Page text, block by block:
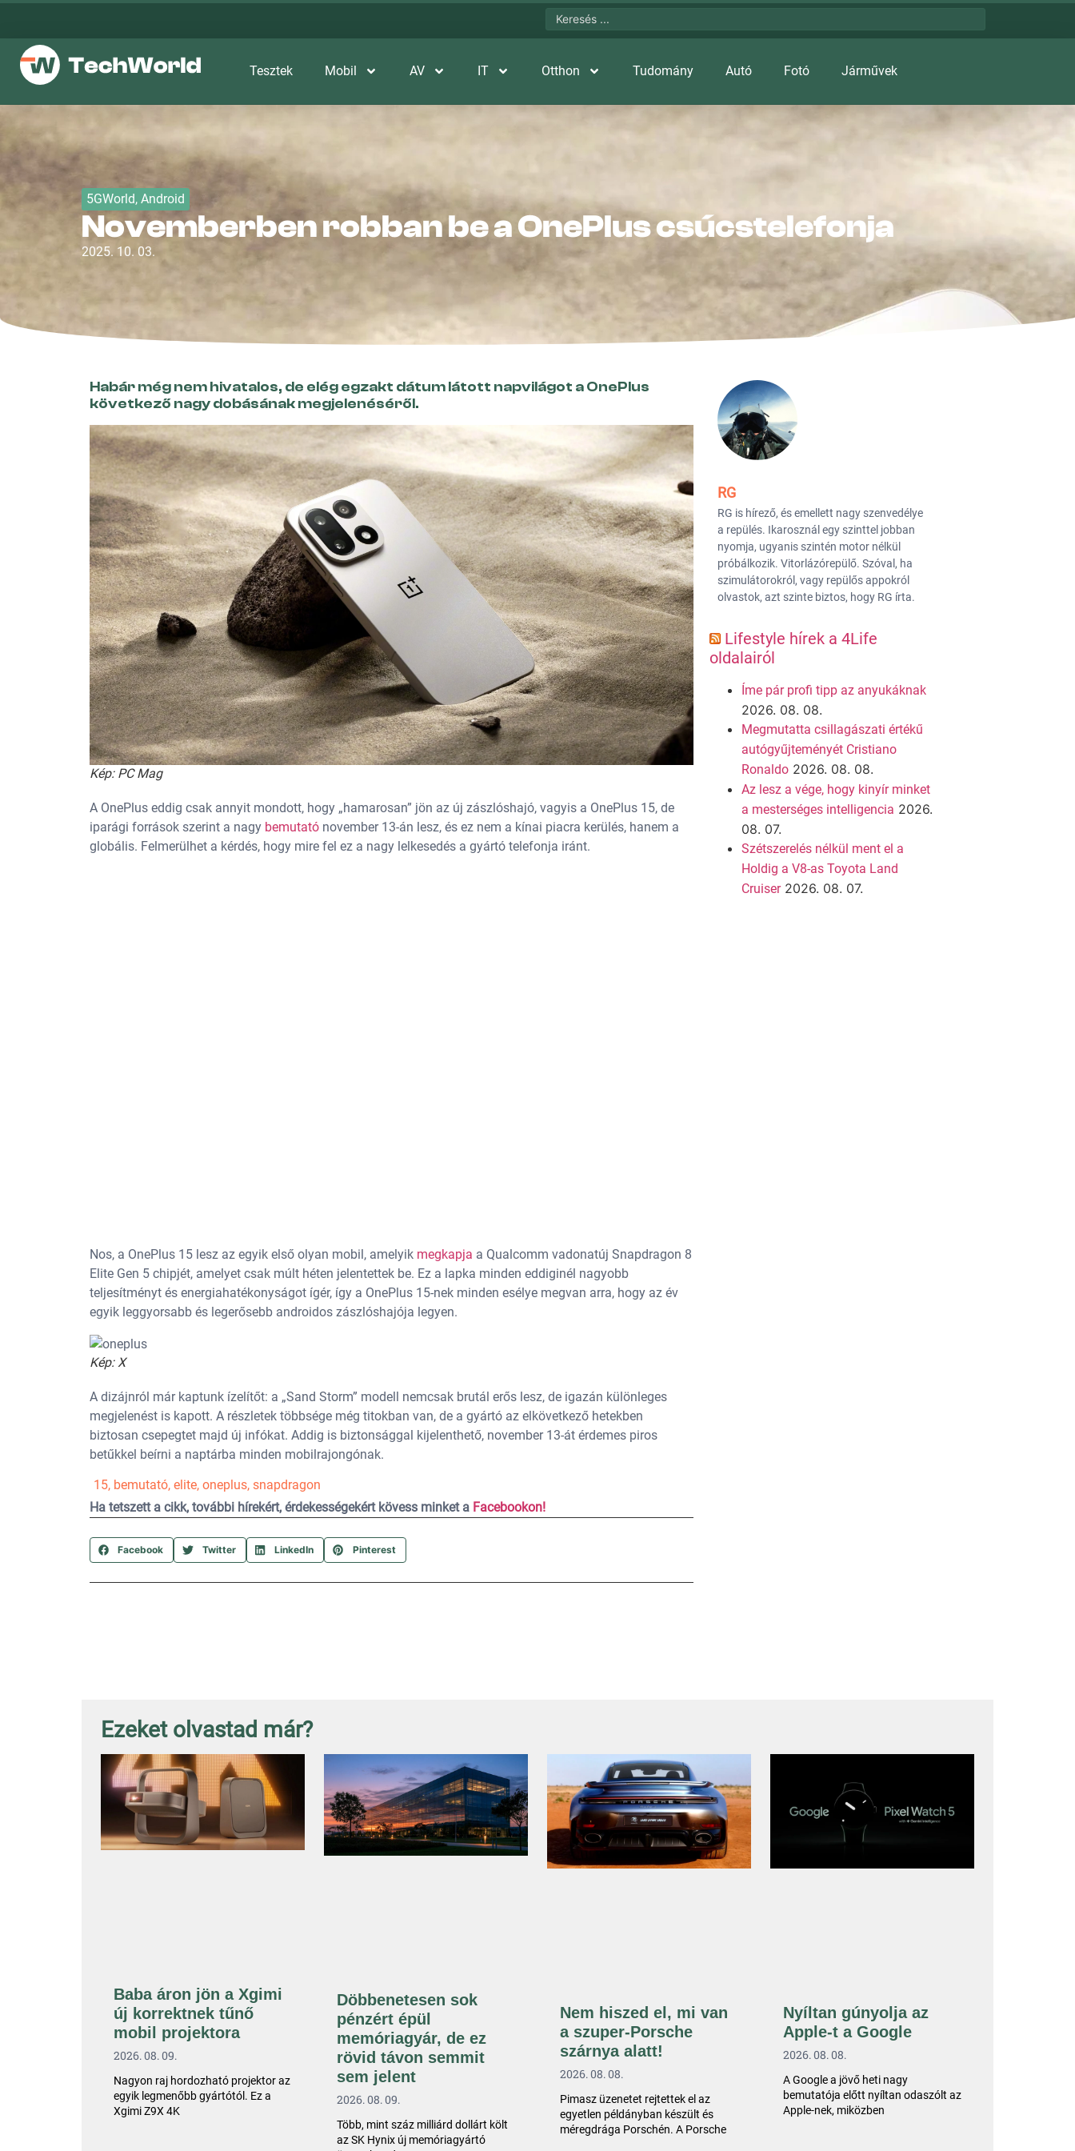
Tesztek Mobil AV IT Otthon Tudomány Autó Fotó Járművek
5GWorld, Android
Novemberben robban be a OnePlus csúcstelefonja
2025. 10. 03.
Habár még nem hivatalos, de elég egzakt dátum látott napvilágot a OnePlus
következő nagy dobásának megjelenéséről.
Kép: PC Mag
A OnePlus eddig csak annyit mondott, hogy „hamarosan” jön az új zászlóshajó, vagyis a OnePlus 15, de
iparági források szerint a nagy bemutató november 13-án lesz, és ez nem a kínai piacra kerülés, hanem a
globális. Felmerülhet a kérdés, hogy mire fel ez a nagy lelkesedés a gyártó telefonja iránt.
Nos, a OnePlus 15 lesz az egyik első olyan mobil, amelyik megkapja a Qualcomm vadonatúj Snapdragon 8
Elite Gen 5 chipjét, amelyet csak múlt héten jelentettek be. Ez a lapka minden eddiginél nagyobb
teljesítményt és energiahatékonyságot ígér, így a OnePlus 15-nek minden esélye megvan arra, hogy az év
egyik leggyorsabb és legerősebb androidos zászlóshajója legyen.
Kép: X
A dizájnról már kaptunk ízelítőt: a „Sand Storm” modell nemcsak brutál erős lesz, de igazán különleges
megjelenést is kapott. A részletek többsége még titokban van, de a gyártó az elkövetkező hetekben
biztosan csepegtet majd új infókat. Addig is biztonsággal kijelenthető, november 13-át érdemes piros
betűkkel beírni a naptárba minden mobilrajongónak.
15, bemutató, elite, oneplus, snapdragon
Ha tetszett a cikk, további hírekért, érdekességekért kövess minket a Facebookon!
Facebook Twitter LinkedIn Pinterest
RG
RG is hírező, és emellett nagy szenvedélye
a repülés. Ikarosznál egy szinttel jobban
nyomja, ugyanis szintén motor nélkül
próbálkozik. Vitorlázórepülő. Szóval, ha
szimulátorokról, vagy repülős appokról
olvastok, azt szinte biztos, hogy RG írta.
Lifestyle hírek a 4Life
oldalairól
Íme pár profi tipp az anyukáknak
2026. 08. 08.
Megmutatta csillagászati értékű
autógyűjteményét Cristiano
Ronaldo 2026. 08. 08.
Az lesz a vége, hogy kinyír minket
a mesterséges intelligencia 2026.
08. 07.
Szétszerelés nélkül ment el a
Holdig a V8-as Toyota Land
Cruiser 2026. 08. 07.
Ezeket olvastad már?
Baba áron jön a Xgimi
új korrektnek tűnő
mobil projektora
2026. 08. 09.
Nagyon raj hordozható projektor az
egyik legmenőbb gyártótól. Ez a
Xgimi Z9X 4K
Döbbenetesen sok
pénzért épül
memóriagyár, de ez
rövid távon semmit
sem jelent
2026. 08. 09.
Több, mint száz milliárd dollárt költ
az SK Hynix új memóriagyártó
Nem hiszed el, mi van
a szuper-Porsche
szárnya alatt!
2026. 08. 08.
Pimasz üzenetet rejtettek el az
egyetlen példányban készült és
méregdrága Porschén. A Porsche
Nyíltan gúnyolja az
Apple-t a Google
2026. 08. 08.
A Google a jövő heti nagy
bemutatója előtt nyíltan odaszólt az
Apple-nek, miközben